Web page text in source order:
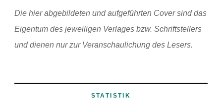
Die hier abgebildeten und aufgeführten Cover sind das
Eigentum des jeweiligen Verlages bzw. Schriftstellers
und dienen nur zur Veranschaulichung des Lesers.
STATISTIK